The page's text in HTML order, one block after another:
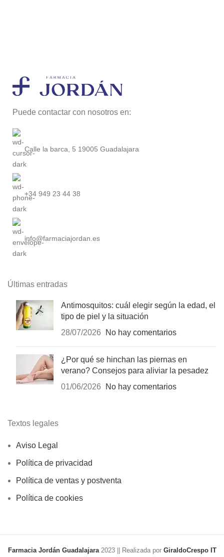
Puede contactar con nosotros en:
Calle la barca, 5 19005 Guadalajara
+34 949 23 44 38
info@farmaciajordan.es
Últimas entradas
Antimosquitos: cuál elegir según la edad, el
tipo de piel y la situación
28/07/2026
No hay comentarios
¿Por qué se hinchan las piernas en
verano? Consejos para aliviar la pesadez
01/06/2026
No hay comentarios
Textos legales
Aviso Legal
Política de privacidad
Política de ventas y postventa
Política de cookies
Farmacia Jordán Guadalajara 2023 || Realizada por GiraldoCrespo IT